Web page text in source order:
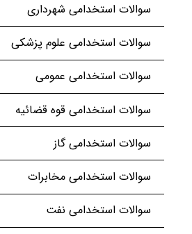
سوالات استخدامی شهرداری
سوالات استخدامی علوم پزشکی
سوالات استخدامی عمومی
سوالات استخدامی قوه قضائیه
سوالات استخدامی گاز
سوالات استخدامی مخابرات
سوالات استخدامی نفت